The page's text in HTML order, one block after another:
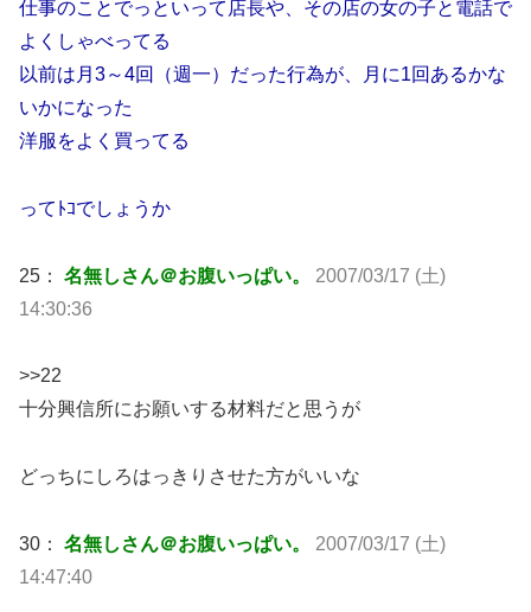
仕事のことでっといって店長や、その店の女の子と電話で
よくしゃべってる
以前は月3～4回（週一）だった行為が、月に1回あるかな
いかになった
洋服をよく買ってる
ってﾄｺでしょうか
25： 名無しさん＠お腹いっぱい。 2007/03/17 (土)
14:30:36
>>22
十分興信所にお願いする材料だと思うが
どっちにしろはっきりさせた方がいいな
30： 名無しさん＠お腹いっぱい。 2007/03/17 (土)
14:47:40